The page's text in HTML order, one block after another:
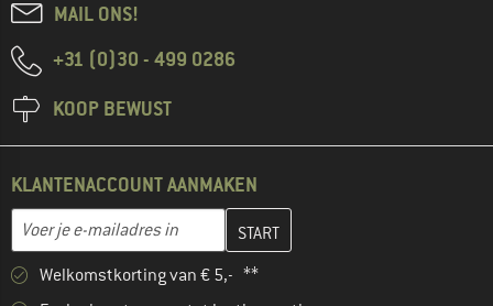
MAIL ONS!
+31 (0)30 - 499 0286
KOOP BEWUST
KLANTENACCOUNT AANMAKEN
E-mailadres
Vul je e-mailadres hier in en maak in de volgende stap je
Welkomstkorting van € 5,- **